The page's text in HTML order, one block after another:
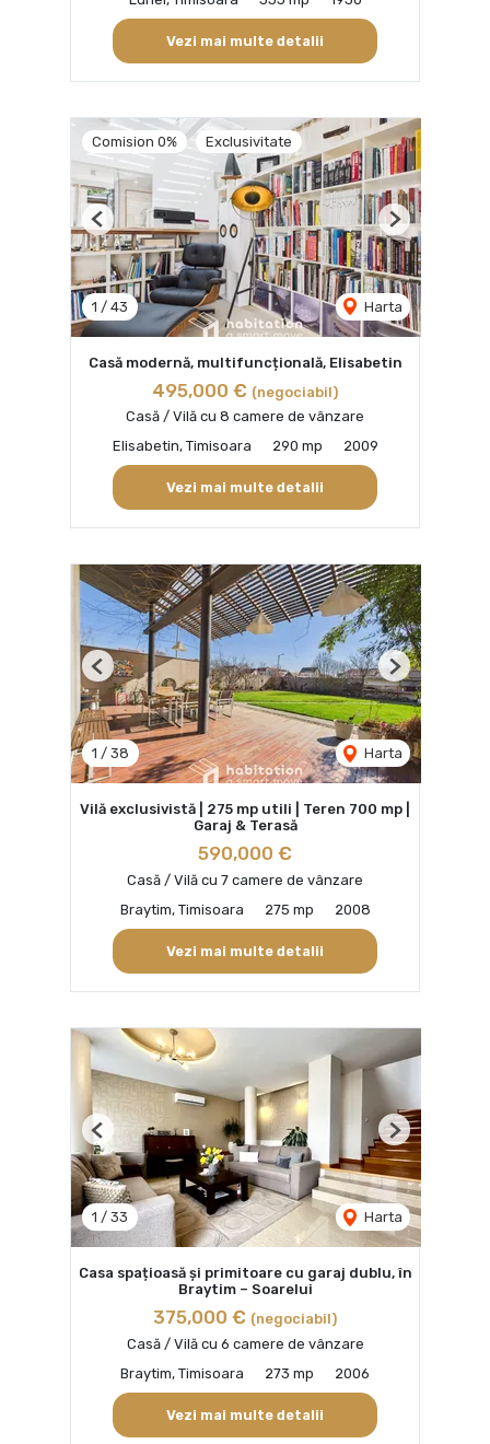
Vezi mai multe detalii
Comision 0% Exclusivitate
1 / 43 Harta
Previous Next
Casă modernă, multifuncțională, Elisabetin
495,000 € (negociabil)
Casă / Vilă cu 8 camere de vânzare
Elisabetin, Timisoara
290 mp 2009
Vezi mai multe detalii
1 / 38 Harta
Previous Next
Vilă exclusivistă | 275 mp utili | Teren 700 mp |
Garaj & Terasă
590,000 €
Casă / Vilă cu 7 camere de vânzare
Braytim, Timisoara
275 mp 2008
Vezi mai multe detalii
1 / 33 Harta
Previous Next
Casa spațioasă și primitoare cu garaj dublu, în
Braytim – Soarelui
375,000 € (negociabil)
Casă / Vilă cu 6 camere de vânzare
Braytim, Timisoara
273 mp 2006
Vezi mai multe detalii